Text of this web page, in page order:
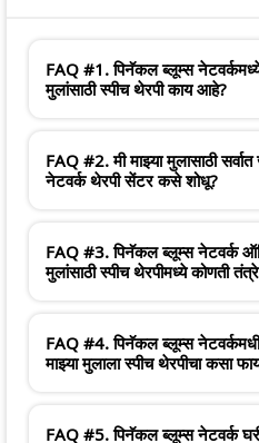
FAQ #1. पिनॅकल ब्लूम्स
मुलांसाठी स्पीच थेरपी काय आहे?
FAQ #2. मी माझ्या मुलासाठी
नेटवर्क थेरपी सेंटर कसे शोधू?
FAQ #3. पिनॅकल ब्लूम्स नेटवर्क
मुलांसाठी स्पीच थेरपीमध्ये कोणती
FAQ #4. पिनॅकल ब्लूम्स
माझ्या मुलाला स्पीच थेरपीचा कसा
FAQ #5. पिनॅकल ब्लूम्स नेटवर्क